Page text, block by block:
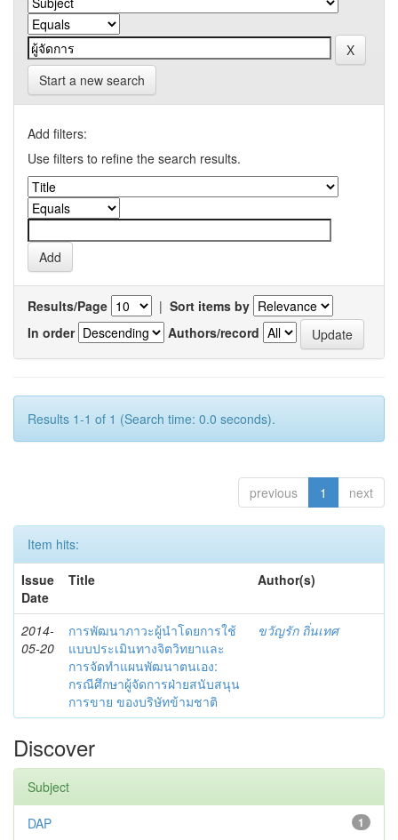
Start a new search
Add filters:
Use filters to refine the search results.
Results/Page | Sort items by
In order
Authors/record
Results 1-1 of 1 (Search time: 0.0 seconds).
previous 1 next
Item hits:
Issue
Date
Title Author(s)
2014-
05-20
การพัฒนาภาวะผู้นำโดยการใช้
แบบประเมินทางจิตวิทยาและ
การจัดทำแผนพัฒนาตนเอง:
กรณีศึกษาผู้จัดการฝ่ายสนับสนุน
การขาย ของบริษัทข้ามชาติ
ขวัญรัก ถิ่นเทศ
Discover
Subject
1
DAP